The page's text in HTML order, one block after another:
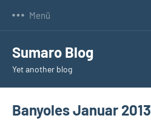
Menü
Sumaro Blog
Yet another blog
Banyoles Januar 2013